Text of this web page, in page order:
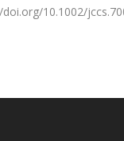
10.1002/